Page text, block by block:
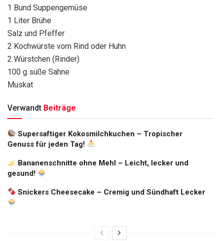
1 Bund Suppengemüse
1 Liter Brühe
Salz und Pfeffer
2 Kochwürste vom Rind oder Huhn
2 Würstchen (Rinder)
100 g süße Sahne
Muskat
Verwandt Beiträge
Supersaftiger Kokosmilchkuchen – Tropischer
Genuss für jeden Tag!
Bananenschnitte ohne Mehl – Leicht, lecker und
gesund!
Snickers Cheesecake – Cremig und Sündhaft Lecker